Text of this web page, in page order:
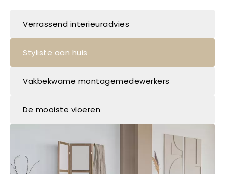
Verrassend interieuradvies
Styliste aan huis
Vakbekwame montagemedewerkers
De mooiste vloeren